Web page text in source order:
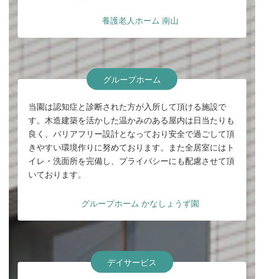
養護老人ホーム 南山
グループホーム
当園は認知症と診断された方が入所して頂ける施設で
す。木造建築を活かした温かみのある屋内は日当たりも
良く、バリアフリー設計となっており安全で過ごして頂
きやすい環境作りに努めております。また全居室にはト
イレ・洗面所を完備し、プライバシーにも配慮させて頂
いております。
グループホーム かなしょうず園
デイサービス